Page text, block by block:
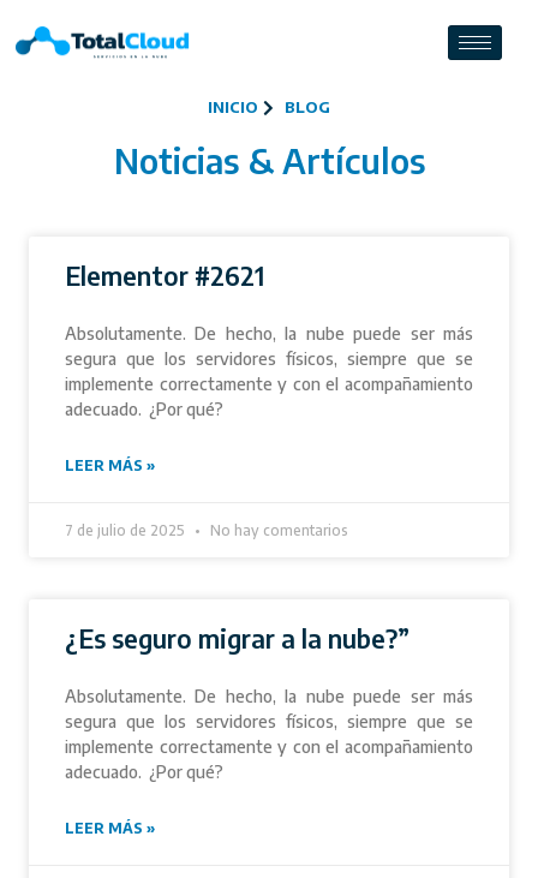
INICIO BLOG
Noticias & Artículos
Elementor #2621
Absolutamente. De hecho, la nube puede ser más
segura que los servidores físicos, siempre que se
implemente correctamente y con el acompañamiento
adecuado. ¿Por qué?
LEER MÁS »
7 de julio de 2025 No hay comentarios
¿Es seguro migrar a la nube?”
Absolutamente. De hecho, la nube puede ser más
segura que los servidores físicos, siempre que se
implemente correctamente y con el acompañamiento
adecuado. ¿Por qué?
LEER MÁS »